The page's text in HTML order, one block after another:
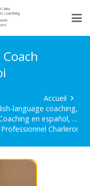
Accueil
language coaching,
en español, …
Charleroi